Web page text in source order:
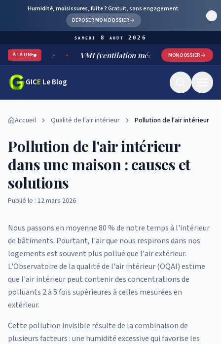
Humidité, moisissures, fuite ?Gratuit, sans engagement.
DÉPOSER MON DOSSIER
samedi 8 août 2026
À LA UNE VMI (ventilation mécanique par insufflation) :
MON DOSSIER
GICE Le Blog
Accueil Qualité de l'air intérieur Pollution de l'air intérieur
Pollution de l'air intérieur
dans une maison : causes et
solutions
Publié le : 12 mars 2026
Nous passons en moyenne 80 % de notre temps à l'intérieur
de bâtiments. Pourtant, l'air que nous respirons dans nos
logements est souvent plus pollué que l'air extérieur.
L'Observatoire de la qualité de l'air intérieur (OQAI) estime
que l'air intérieur peut contenir des concentrations de
polluants 2 à 5 fois supérieures à celles mesurées en
extérieur.
Cette pollution invisible résulte de la combinaison de
plusieurs facteurs : une humidité excessive qui favorise les